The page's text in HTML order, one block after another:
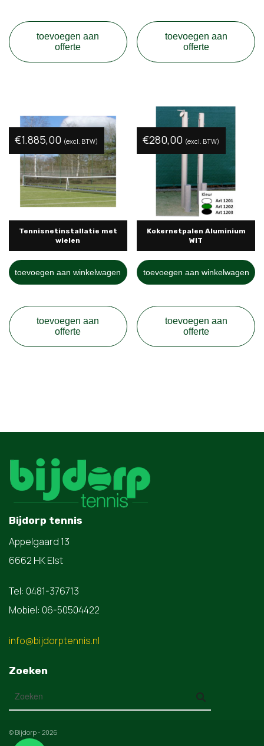
toevoegen aan
offerte
toevoegen aan
offerte
Tennisnetinstallatie met
wielen
€1.885,00 (excl. BTW)
toevoegen aan winkelwagen
toevoegen aan
offerte
Kokernetpalen Aluminium
WIT
€280,00 (excl. BTW)
toevoegen aan winkelwagen
toevoegen aan
offerte
Bijdorp tennis
Appelgaard 13
6662 HK Elst
Tel: 0481-376713
Mobiel: 06-50504422
info@bijdorptennis.nl
Zoeken
© Bijdorp - 2026